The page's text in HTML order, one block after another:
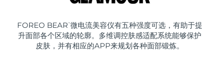
FOREO BEAR ™ 微电流美容仪有五种强度可选，有助于提
升面部各个区域的轮廓。多维调控肤感适配系统能够保护
皮肤，并有相应的APP来规划各种面部锻炼。